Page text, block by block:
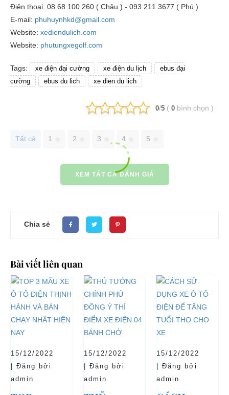
Điện thoại: 08 68 100 260 ( Châu ) - 093 211 3677 ( Phú )
E-mail: phuhuynhkd@gmail.com
Website: xediendulich.com
Website: phutungxegolf.com
Tags: xe điện đại cường xe điện du lịch
ebus đại
cường
ebus du lich xe dien du lich
0/5 ( 0 bình chọn )
Tất cả 1 2 3 4 5
XEM TẤT CẢ ĐÁNH GIÁ
Chia sẻ
Bài viết liên quan
15/12/2022
| Đăng bởi
admin
15/12/2022
| Đăng bởi
admin
15/12/2022
| Đăng bởi
admin